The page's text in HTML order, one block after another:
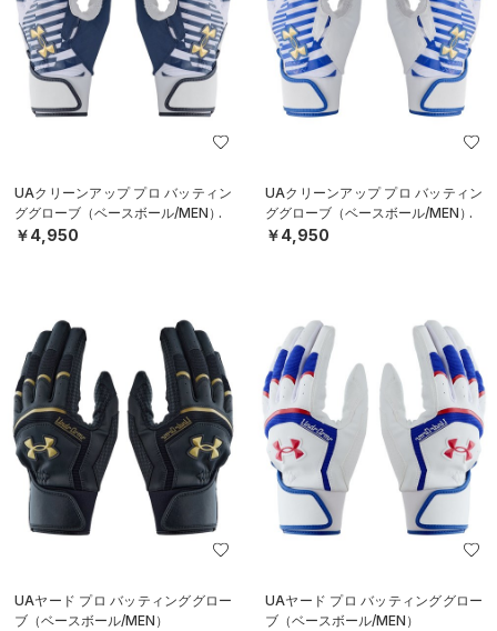
UAクリーンアップ プロ バッティン
ググローブ（ベースボール/MEN）
￥4,950
UAクリーンアップ プロ バッティン
ググローブ（ベースボール/MEN）
￥4,950
UAヤード プロ バッティンググロー
ブ（ベースボール/MEN）
UAヤード プロ バッティンググロー
ブ（ベースボール/MEN）